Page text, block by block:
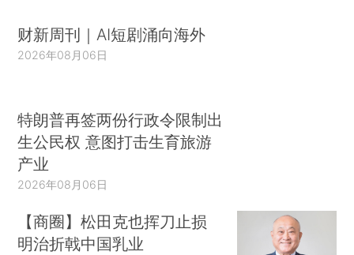
财新周刊｜AI短剧涌向海外
2026年08月06日
特朗普再签两份行政令限制出
生公民权 意图打击生育旅游
产业
2026年08月06日
【商圈】松田克也挥刀止损
明治折戟中国乳业